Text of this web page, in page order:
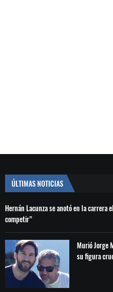
ÚLTIMAS NOTICIAS
Hernán Lacunza se anotó en la carrera
competir”
Murió Jorge
su figura